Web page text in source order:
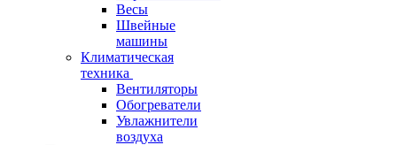
Весы
Швейные
машины
Климатическая
техника
Вентиляторы
Обогреватели
Увлажнители
воздуха